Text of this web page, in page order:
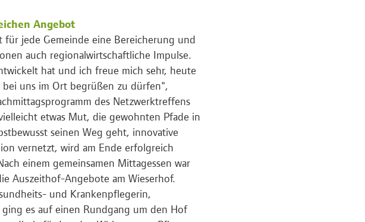
Angebot
jede Gemeinde eine Bereicherung und
auch regionalwirtschaftliche Impulse.
hat und ich freue mich sehr, heute
uns im Ort begrüßen zu dürfen",
des Netzwerktreffens
etwas Mut, die gewohnten Pfade in
seinen Weg geht, innovative
vernetzt, wird am Ende erfolgreich
einem gemeinsamen Mittagessen war
Auszeithof-Angebote am Wieserhof.
und Krankenpflegerin,
es auf einen Rundgang um den Hof